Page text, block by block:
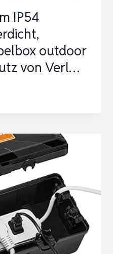
IP54
outdoor
von Verl…